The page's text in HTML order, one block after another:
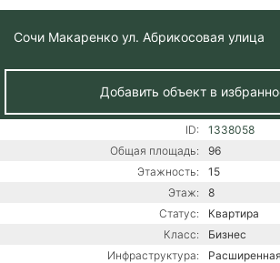
Сочи Макаренко ул. Абрикосовая улица
Добавить объект в
ID:
1338058
Общая площадь:
96
Этажность:
15
Этаж:
8
Статус:
Квартира
Класс:
Бизнес
Инфраструктура:
Расширенная